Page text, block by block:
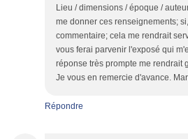
Lieu / dimensions / époque /
me donner ces renseignements;
commentaire; cela me rendrait
vous ferai parvenir l'exposé qui
réponse très prompte me rendrait
Je vous en remercie d'avance.
Répondre